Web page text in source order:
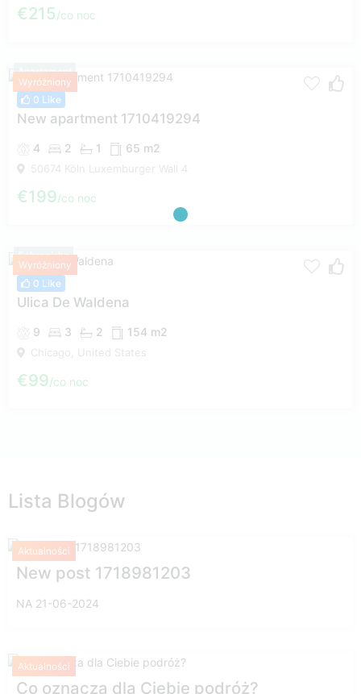
€215 co noc
Apartament
Wyróżniony
0 Like
New apartment 1710419294
4 2 1 65 m2
50674 Köln Luxemburger Wall 4
€199 co noc
Schronisko
Wyróżniony
0 Like
Ulica De Waldena
9 3 2 154 m2
Chicago, United States
€99 co noc
Lista Blogów
Aktualności
New post 1718981203
NA 21-06-2024
Aktualności
Co oznacza dla Ciebie podróż?